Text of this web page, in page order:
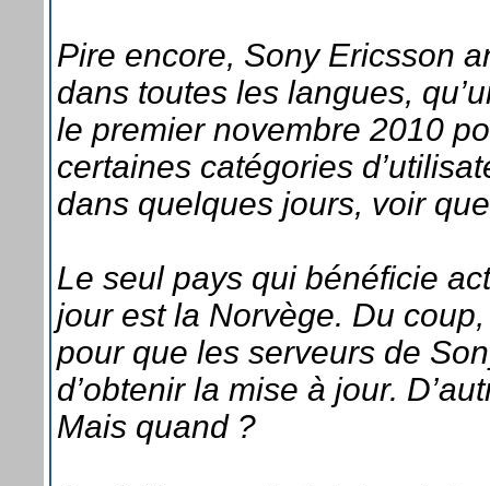
Pire encore, Sony Ericsson
dans toutes les langues,
le premier novembre 2010
certaines catégories
dans quelques jours, voir
Le seul pays qui bénéficie
jour est la Norvège. Du
pour que les serveurs de
d’obtenir la mise à jour.
Mais quand ?